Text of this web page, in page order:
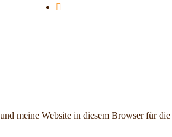
meine Website in diesem Browser für die